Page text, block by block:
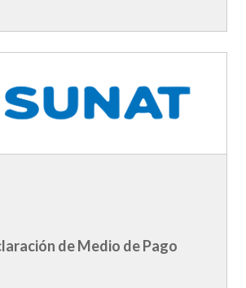
de Medio de Pago